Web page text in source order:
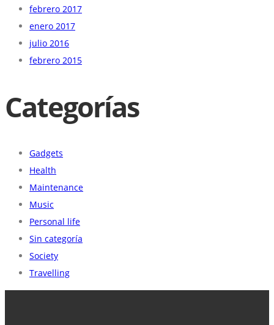
febrero 2017
enero 2017
julio 2016
febrero 2015
Categorías
Gadgets
Health
Maintenance
Music
Personal life
Sin categoría
Society
Travelling